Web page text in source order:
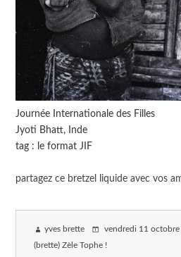
Journée Internationale des Filles
Jyoti Bhatt, Inde
tag : le format JIF
partagez ce bretzel liquide avec vos
yves brette vendredi 11
(brette) Zèle Tophe !